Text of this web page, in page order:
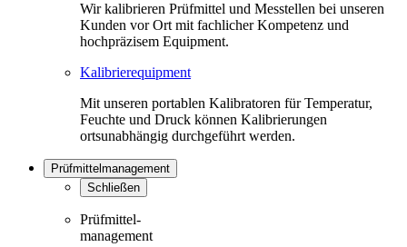
Wir kalibrieren Prüfmittel und Messtellen bei unseren
Kunden vor Ort mit fachlicher Kompetenz und
hochpräzisem Equipment.
Kalibrierequipment
Mit unseren portablen Kalibratoren für Temperatur,
Feuchte und Druck können Kalibrierungen
ortsunabhängig durchgeführt werden.
Prüfmittelmanagement
Schließen
Prüfmittel-
management